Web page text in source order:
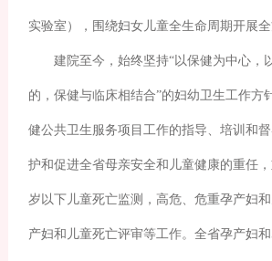
实验室），围绕妇女儿童全生命周期开展全
建院至今，始终坚持“以保健为中心，
的，保健与临床相结合”的妇幼卫生工作方
健公共卫生服务项目工作的指导、培训和
护和促进全省母亲安全和儿童健康的重任
岁以下儿童死亡监测，高危、危重孕产妇
产妇和儿童死亡评审等工作。全省孕产妇